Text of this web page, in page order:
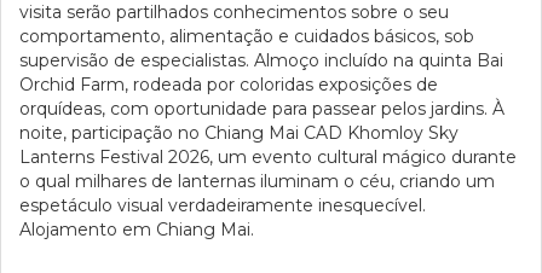
visita serão partilhados conhecimentos sobre o seu
comportamento, alimentação e cuidados básicos, sob
supervisão de especialistas. Almoço incluído na quinta Bai
Orchid Farm, rodeada por coloridas exposições de
orquídeas, com oportunidade para passear pelos jardins. À
noite, participação no Chiang Mai CAD Khomloy Sky
Lanterns Festival 2026, um evento cultural mágico durante
o qual milhares de lanternas iluminam o céu, criando um
espetáculo visual verdadeiramente inesquecível.
Alojamento em Chiang Mai.